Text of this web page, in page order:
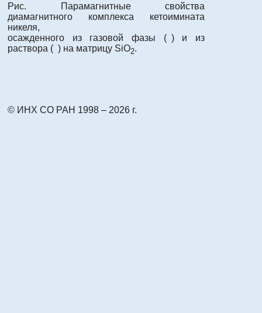
Рис. Парамагнитные свойства
диамагнитного комплекса кетоимината
никеля,
осажденного из газовой фазы ( ) и из
раствора ( ) на матрицу SiO2.
© ИНХ СО РАН 1998 – 2026 г.